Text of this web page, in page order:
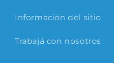
Información del sitio
Trabajá con nosotros